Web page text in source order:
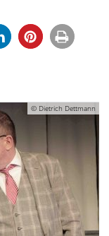
© Dietrich Dettmann